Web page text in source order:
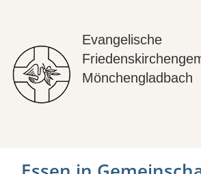
Evangelische
Mönchengladbach